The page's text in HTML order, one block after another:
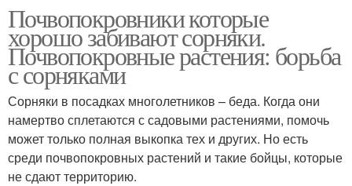
Почвопокровники которые
хорошо забивают сорняки.
Почвопокровные растения: борьба
с сорняками
Сорняки в посадках многолетников – беда. Когда они
намертво сплетаются с садовыми растениями, помочь
может только полная выкопка тех и других. Но есть
среди почвопокровных растений и такие бойцы, которые
не сдают территорию.